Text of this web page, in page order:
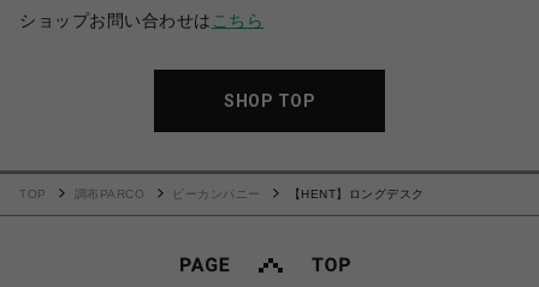
ショップお問い合わせは こちら
SHOP TOP
TOP 調布PARCO ビーカンパニー 【HENT】ロングデスク